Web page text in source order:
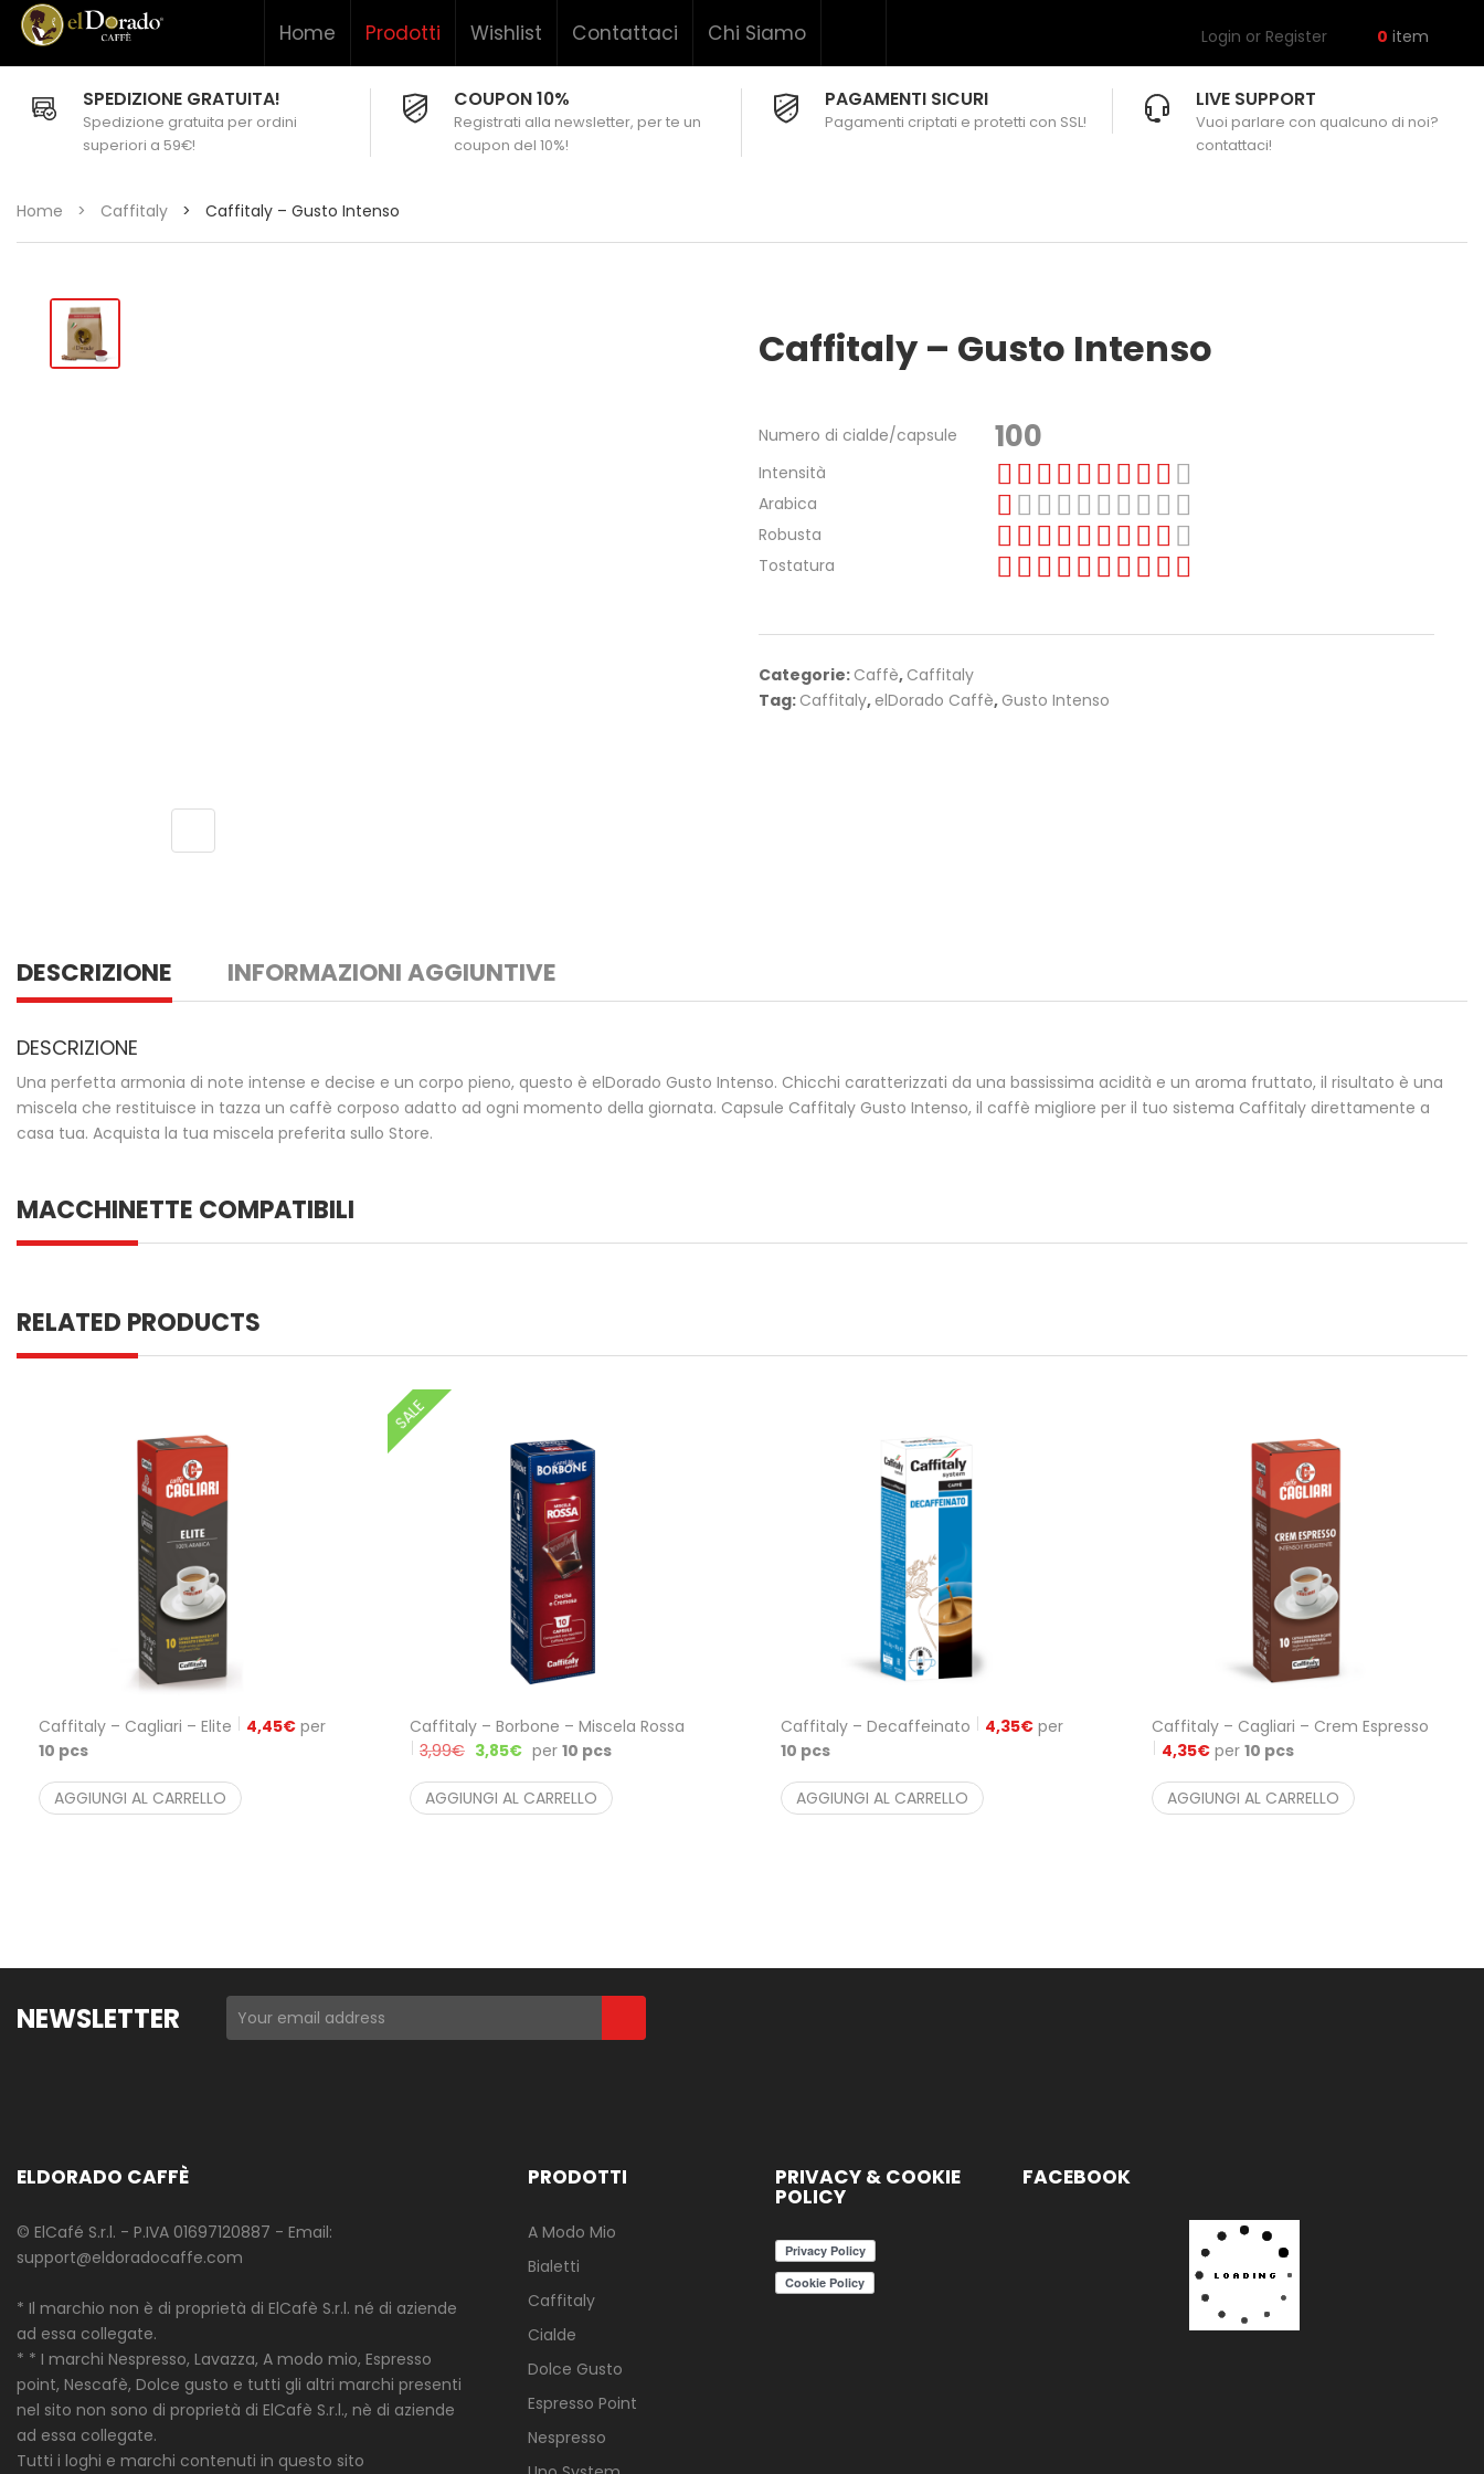
Home Prodotti Wishlist Contattaci Chi Siamo Login or Register 0 item
SPEDIZIONE GRATUITA!
Spedizione gratuita per ordini
superiori a 59€!
COUPON 10%
Registrati alla newsletter, per te un
coupon del 10%!
PAGAMENTI SICURI
Pagamenti criptati e protetti con SSL!
LIVE SUPPORT
Vuoi parlare con qualcuno di noi?
contattaci!
Home > Caffitaly > Caffitaly – Gusto Intenso
Caffitaly – Gusto Intenso
Numero di cialde/capsule 100
Intensità
Arabica
Robusta
Tostatura
Categorie: Caffè, Caffitaly
Tag: Caffitaly, elDorado Caffè, Gusto Intenso
DESCRIZIONE INFORMAZIONI AGGIUNTIVE
DESCRIZIONE
Una perfetta armonia di note intense e decise e un corpo pieno, questo è elDorado Gusto Intenso. Chicchi caratterizzati da una bassissima acidità e un aroma fruttato, il risultato è una
miscela che restituisce in tazza un caffè corposo adatto ad ogni momento della giornata. Capsule Caffitaly Gusto Intenso, il caffè migliore per il tuo sistema Caffitaly direttamente a
casa tua. Acquista la tua miscela preferita sullo Store.
MACCHINETTE COMPATIBILI
RELATED PRODUCTS
Caffitaly – Cagliari – Elite 4,45€ per
10 pcs
AGGIUNGI AL CARRELLO
SALE
Caffitaly – Borbone – Miscela Rossa
3,99€ 3,85€ per 10 pcs
AGGIUNGI AL CARRELLO
Caffitaly – Decaffeinato 4,35€ per
10 pcs
AGGIUNGI AL CARRELLO
Caffitaly – Cagliari – Crem Espresso
4,35€ per 10 pcs
AGGIUNGI AL CARRELLO
NEWSLETTER
ELDORADO CAFFÈ
© ElCafé S.r.l. - P.IVA 01697120887 - Email:
support@eldoradocaffe.com
* Il marchio non è di proprietà di ElCafè S.r.l. né di aziende
ad essa collegate.
* * I marchi Nespresso, Lavazza, A modo mio, Espresso
point, Nescafè, Dolce gusto e tutti gli altri marchi presenti
nel sito non sono di proprietà di ElCafè S.r.l., nè di aziende
ad essa collegate.
Tutti i loghi e marchi contenuti in questo sito
PRODOTTI
A Modo Mio
Bialetti
Caffitaly
Cialde
Dolce Gusto
Espresso Point
Nespresso
PRIVACY & COOKIE
POLICY
FACEBOOK